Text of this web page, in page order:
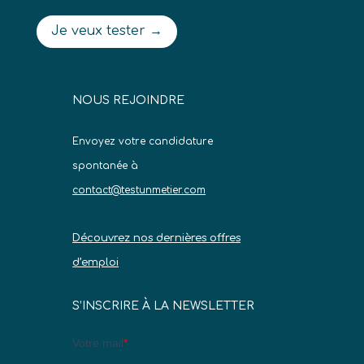
Je veux tester →
NOUS REJOINDRE
Envoyez votre candidature
spontanée à
contact@testunmetier.com
Découvrez nos dernières offres
d’emploi
S’INSCRIRE À LA NEWSLETTER